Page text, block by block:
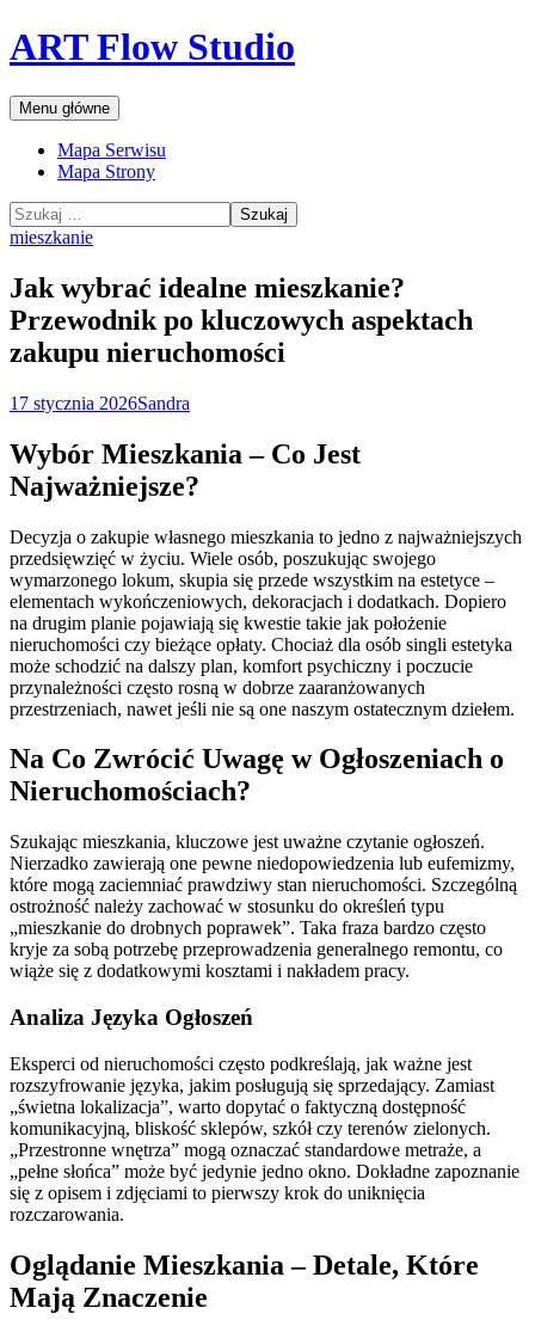
Przejdź
do
ART Flow Studio
Szukaj
Menu główne
Mapa Serwisu
Mapa Strony
Szukaj:
mieszkanie
Jak wybrać idealne mieszkanie?
Przewodnik po kluczowych aspektach
zakupu nieruchomości
17 stycznia 2026Sandra
Wybór Mieszkania – Co Jest
Najważniejsze?
Decyzja o zakupie własnego mieszkania to jedno z najważniejszych
przedsięwzięć w życiu. Wiele osób, poszukując swojego
wymarzonego lokum, skupia się przede wszystkim na estetyce –
elementach wykończeniowych, dekoracjach i dodatkach. Dopiero
na drugim planie pojawiają się kwestie takie jak położenie
nieruchomości czy bieżące opłaty. Chociaż dla osób singli estetyka
może schodzić na dalszy plan, komfort psychiczny i poczucie
przynależności często rosną w dobrze zaaranżowanych
przestrzeniach, nawet jeśli nie są one naszym ostatecznym dziełem.
Na Co Zwrócić Uwagę w Ogłoszeniach o
Nieruchomościach?
Szukając mieszkania, kluczowe jest uważne czytanie ogłoszeń.
Nierzadko zawierają one pewne niedopowiedzenia lub eufemizmy,
które mogą zaciemniać prawdziwy stan nieruchomości. Szczególną
ostrożność należy zachować w stosunku do określeń typu
„mieszkanie do drobnych poprawek”. Taka fraza bardzo często
kryje za sobą potrzebę przeprowadzenia generalnego remontu, co
wiąże się z dodatkowymi kosztami i nakładem pracy.
Analiza Języka Ogłoszeń
Eksperci od nieruchomości często podkreślają, jak ważne jest
rozszyfrowanie języka, jakim posługują się sprzedający. Zamiast
„świetna lokalizacja”, warto dopytać o faktyczną dostępność
komunikacyjną, bliskość sklepów, szkół czy terenów zielonych.
„Przestronne wnętrza” mogą oznaczać standardowe metraże, a
„pełne słońca” może być jedynie jedno okno. Dokładne zapoznanie
się z opisem i zdjęciami to pierwszy krok do uniknięcia
rozczarowania.
Oglądanie Mieszkania – Detale, Które
Mają Znaczenie